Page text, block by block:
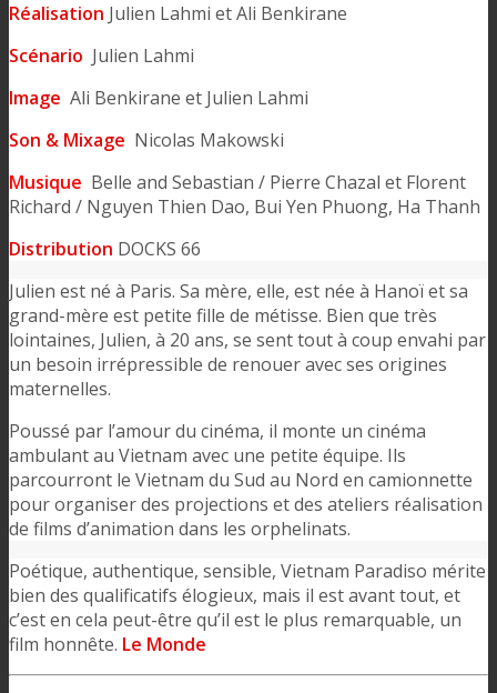
Réalisation Julien Lahmi et Ali Benkirane
Scénario Julien Lahmi
Image Ali Benkirane et Julien Lahmi
Son & Mixage Nicolas Makowski
Musique Belle and Sebastian / Pierre Chazal et Florent
Richard / Nguyen Thien Dao, Bui Yen Phuong, Ha Thanh
Distribution DOCKS 66
Julien est né à Paris. Sa mère, elle, est née à Hanoï et sa
grand-mère est petite fille de métisse. Bien que très
lointaines, Julien, à 20 ans, se sent tout à coup envahi par
un besoin irrépressible de renouer avec ses origines
maternelles.
Poussé par l’amour du cinéma, il monte un cinéma
ambulant au Vietnam avec une petite équipe. Ils
parcourront le Vietnam du Sud au Nord en camionnette
pour organiser des projections et des ateliers réalisation
de films d’animation dans les orphelinats.
Poétique, authentique, sensible, Vietnam Paradiso mérite
bien des qualificatifs élogieux, mais il est avant tout, et
c’est en cela peut-être qu’il est le plus remarquable, un
film honnête. Le Monde